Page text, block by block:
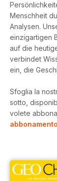
Menschheit
Analysen.
einzigartigen
auf die
verbindet
ein, die
Sfoglia la
sotto,
volete
abbonamento